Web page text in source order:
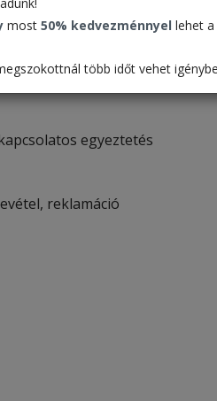
most 50% kedvezménnyel lehet a
több időt vehet
egyeztetés
reklamáció